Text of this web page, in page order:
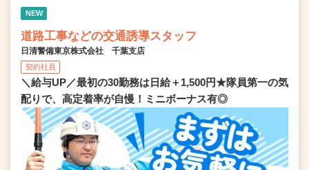
NEW
道路工事などの交通誘導スタッフ
日清警備東京株式会社 千葉支店
契約社員
＼給与UP／最初の30勤務は日給＋1,500円★隊員第一の気
配りで、高定着率が自慢！ミニボーナス有◎